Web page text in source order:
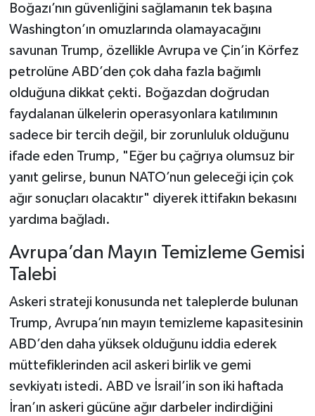
Boğazı’nın güvenliğini sağlamanın tek başına
Washington’ın omuzlarında olamayacağını
savunan Trump, özellikle Avrupa ve Çin’in Körfez
petrolüne ABD’den çok daha fazla bağımlı
olduğuna dikkat çekti. Boğazdan doğrudan
faydalanan ülkelerin operasyonlara katılımının
sadece bir tercih değil, bir zorunluluk olduğunu
ifade eden Trump, "Eğer bu çağrıya olumsuz bir
yanıt gelirse, bunun NATO’nun geleceği için çok
ağır sonuçları olacaktır" diyerek ittifakın bekasını
yardıma bağladı.
Avrupa’dan Mayın Temizleme Gemisi
Talebi
Askeri strateji konusunda net taleplerde bulunan
Trump, Avrupa’nın mayın temizleme kapasitesinin
ABD’den daha yüksek olduğunu iddia ederek
müttefiklerinden acil askeri birlik ve gemi
sevkiyatı istedi. ABD ve İsrail’in son iki haftada
İran’ın askeri gücüne ağır darbeler indirdiğini